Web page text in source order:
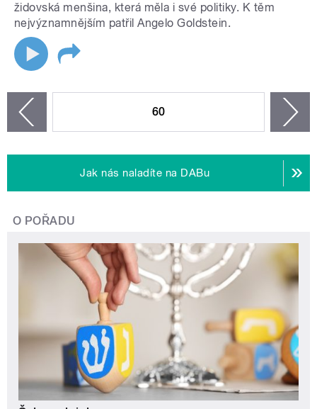
židovská menšina, která měla i své politiky. K těm
nejvýznamnějším patřil Angelo Goldstein.
60
Jak nás naladíte na DABu
O POŘADU